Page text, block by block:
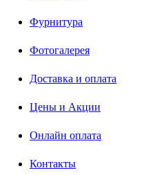
Фурнитура
Фотогалерея
Доставка и оплата
Цены и Акции
Онлайн оплата
Контакты